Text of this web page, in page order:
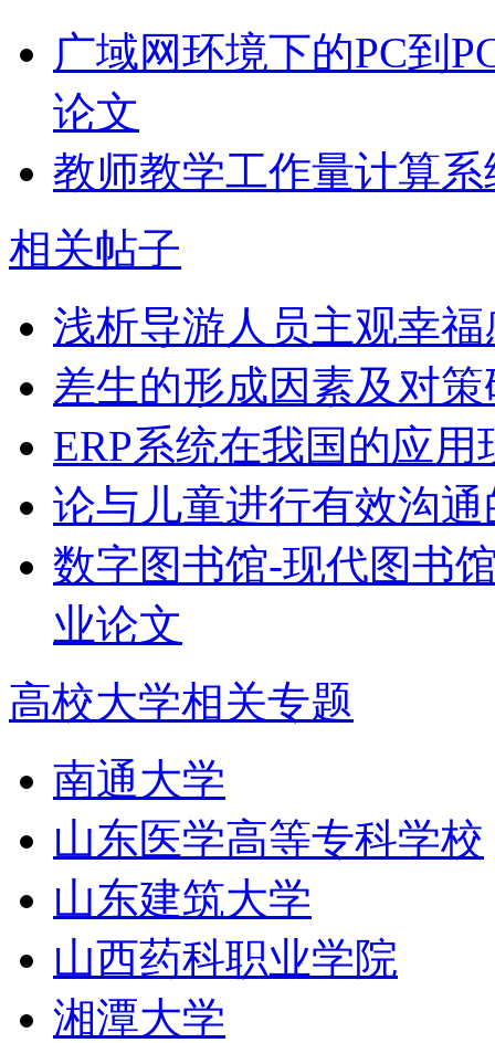
广域网环境下的PC到
论文
教师教学工作量计算
相关帖子
浅析导游人员主观幸
差生的形成因素及对
ERP系统在我国的应
论与儿童进行有效沟
数字图书馆-现代图书
业论文
高校大学相关专题
南通大学
山东医学高等专科学校
山东建筑大学
山西药科职业学院
湘潭大学